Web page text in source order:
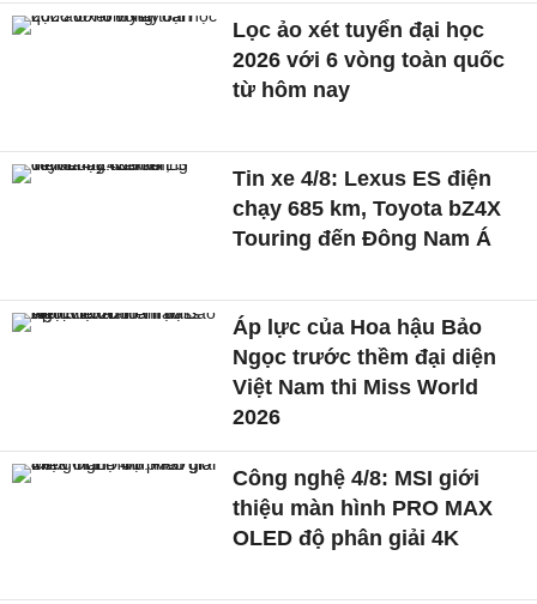
Lọc ảo xét tuyển đại học
2026 với 6 vòng toàn quốc
từ hôm nay
Tin xe 4/8: Lexus ES điện
chạy 685 km, Toyota bZ4X
Touring đến Đông Nam Á
Áp lực của Hoa hậu Bảo
Ngọc trước thềm đại diện
Việt Nam thi Miss World
2026
Công nghệ 4/8: MSI giới
thiệu màn hình PRO MAX
OLED độ phân giải 4K